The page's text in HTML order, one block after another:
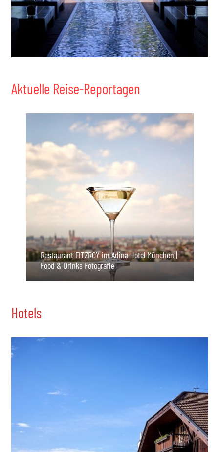
Aktuelle Reise-Reportagen
Restaurant FITZROY im Adina Hotel München |
Food & Drinks Fotografie
Hotels